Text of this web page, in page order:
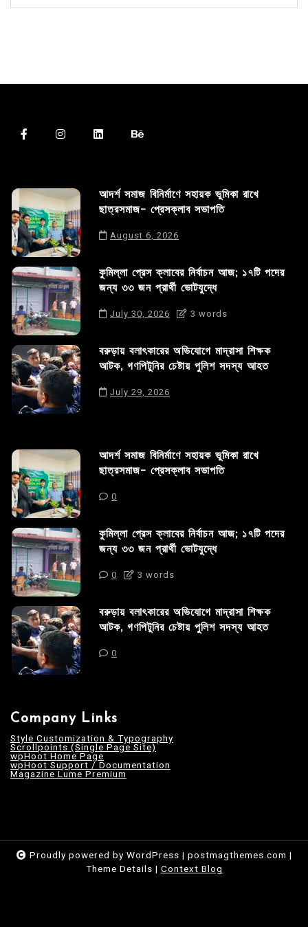
আদর্শ সমাজ বিনির্মাণে সহায়ক ভুমিকা রাখে
ছাত্রসমাজ- প্রেসক্লাব সভাপতি
August 6, 2026
কুমিল্লা প্রেস ক্লাবের নির্বাচন আজ; ১৭টি পদের
জন্য ৩৩ জন প্রার্থী ভোটযুদ্ধে
July 30, 2026 3 words
বরুড়ায় বলাৎকারের অভিযোগে মাদ্রাসা শিক্ষক
আটক, গণপিটুনির চেষ্টায় পুলিশ সদস্য আহত
July 29, 2026
আদর্শ সমাজ বিনির্মাণে সহায়ক ভুমিকা রাখে
ছাত্রসমাজ- প্রেসক্লাব সভাপতি
0
কুমিল্লা প্রেস ক্লাবের নির্বাচন আজ; ১৭টি পদের
জন্য ৩৩ জন প্রার্থী ভোটযুদ্ধে
0 3 words
বরুড়ায় বলাৎকারের অভিযোগে মাদ্রাসা শিক্ষক
আটক, গণপিটুনির চেষ্টায় পুলিশ সদস্য আহত
0
Company Links
Style Customization & Typography
Scrollpoints (Single Page Site)
wpHoot Home Page
wpHoot Support / Documentation
Magazine Lume Premium
Proudly powered by WordPress | postmagthemes.com |
Theme Details | Context Blog